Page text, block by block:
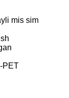
mis sim
PET